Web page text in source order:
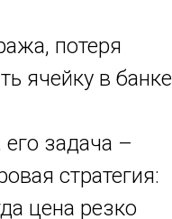
потеря
ячейку в банке
задача –
стратегия:
цена резко